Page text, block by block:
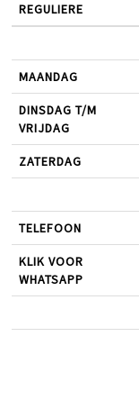
REGULIERE
MAANDAG
DINSDAG T/M
VRIJDAG
ZATERDAG
TELEFOON
KLIK VOOR
WHATSAPP